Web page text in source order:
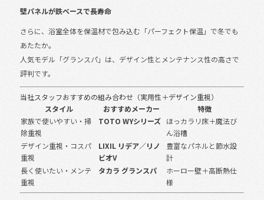
壁パネルが鉄ベースで長寿命
さらに、浴室全体を保温材で包み込む「パーフェクト保温」で冬でも
あたたか。
人気モデル「グランスパ」は、デザイン性とメンテナンス性の高さで
評判です。
当社スタッフおすすめの組み合わせ（実用性＋デザイン重視）
スタイル
おすすめメーカー
特徴
家族で使いやすい・掃
除重視
TOTO WYシリーズ
ほっカラリ床＋魔法び
ん浴槽
デザイン重視・コスパ
重視
LIXIL リデア／リノ
ビオV
豊富なパネルと節水設
計
長く使いたい・メンテ
重視
タカラ グランスパ
ホーロー壁＋高断熱仕
様